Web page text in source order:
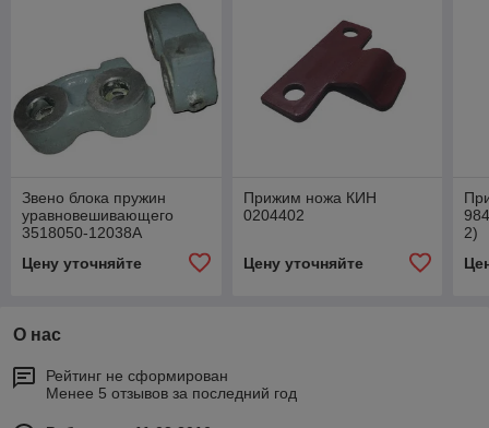
Звено блока пружин
уравновешивающего
3518050-12038А
Цену уточняйте
Прижим ножа КИН
0204402
Цену уточняйте
2)
О нас
Рейтинг не сформирован
Менее 5 отзывов за последний год